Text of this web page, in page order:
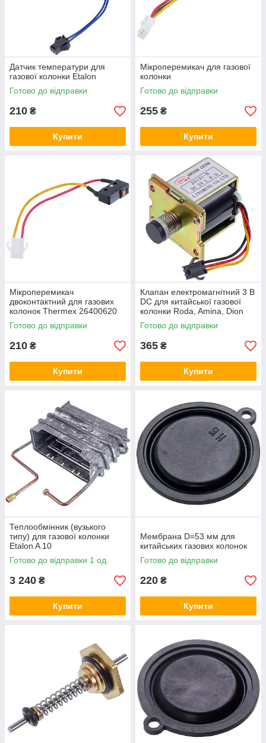
Датчик температури для
газової колонки Etalon
Готово до відправки
210 ₴
Купити
Мікроперемикач для газової
колонки
Готово до відправки
255 ₴
Купити
Мікроперемикач
двоконтактний для газових
колонок Thermex 26400620
Готово до відправки
210 ₴
Купити
Клапан електромагнітний 3 В
DC для китайської газової
колонки Roda, Amina, Dion
Готово до відправки
365 ₴
Купити
Теплообмінник (вузького
типу) для газової колонки
Etalon A 10
Готово до відправки 1 од.
3 240 ₴
Купити
Мембрана D=53 мм для
китайських газових колонок
Готово до відправки
220 ₴
Купити